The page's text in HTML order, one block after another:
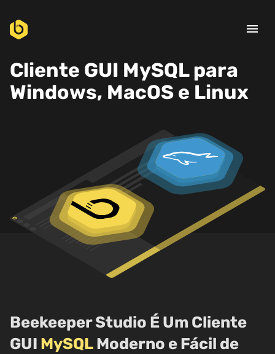
menu
Cliente GUI MySQL para
Windows, MacOS e Linux
Beekeeper Studio É Um Cliente
GUI MySQL Moderno e Fácil de